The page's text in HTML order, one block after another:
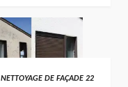
NETTOYAGE DE FAÇADE 22